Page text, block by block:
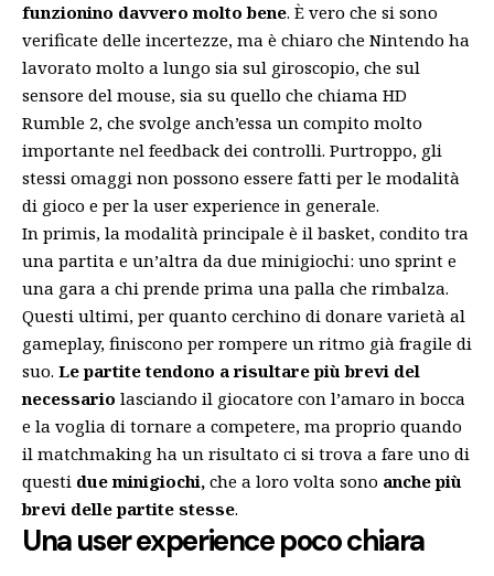
funzionino davvero molto bene. È vero che si sono
verificate delle incertezze, ma è chiaro che Nintendo ha
lavorato molto a lungo sia sul giroscopio, che sul
sensore del mouse, sia su quello che chiama HD
Rumble 2, che svolge anch’essa un compito molto
importante nel feedback dei controlli. Purtroppo, gli
stessi omaggi non possono essere fatti per le modalità
di gioco e per la user experience in generale.
In primis, la modalità principale è il basket, condito tra
una partita e un’altra da due minigiochi: uno sprint e
una gara a chi prende prima una palla che rimbalza.
Questi ultimi, per quanto cerchino di donare varietà al
gameplay, finiscono per rompere un ritmo già fragile di
suo. Le partite tendono a risultare più brevi del
necessario lasciando il giocatore con l’amaro in bocca
e la voglia di tornare a competere, ma proprio quando
il matchmaking ha un risultato ci si trova a fare uno di
questi due minigiochi, che a loro volta sono anche più
brevi delle partite stesse.
Una user experience poco chiara